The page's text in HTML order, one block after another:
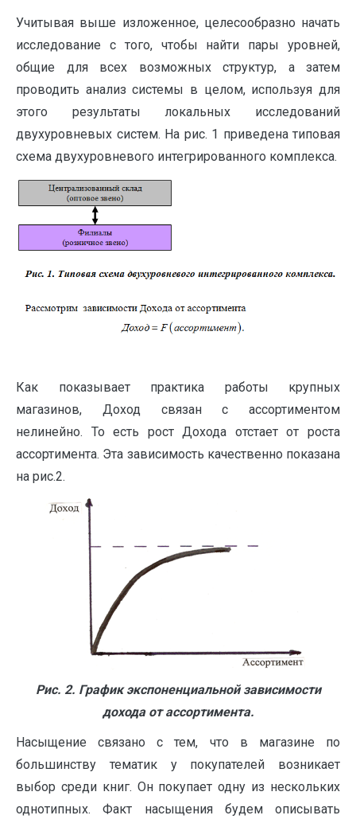
Учитывая выше изложенное, целесообразно начать
исследование с того, чтобы найти пары уровней,
общие для всех возможных структур, а затем
проводить анализ системы в целом, используя для
этого результаты локальных исследований
двухуровневых систем. На рис. 1 приведена типовая
схема двухуровневого интегрированного комплекса.
Как показывает практика работы крупных
магазинов, Доход связан с ассортиментом
нелинейно. То есть рост Дохода отстает от роста
ассортимента. Эта зависимость качественно показана
на рис.2.
Рис. 2. График экспоненциальной зависимости
дохода от ассортимента.
Насыщение связано с тем, что в магазине по
большинству тематик у покупателей возникает
выбор среди книг. Он покупает одну из нескольких
однотипных. Факт насыщения будем описывать